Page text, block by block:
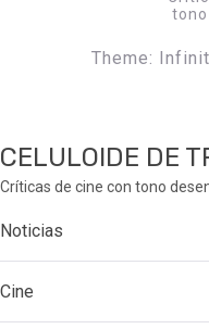
Theme:
CELULOIDE DE
Críticas de cine con tono
Noticias
Cine